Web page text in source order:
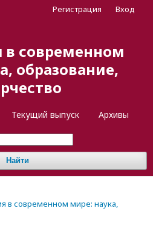
в современном
образование,
Текущий выпуск Архивы
Найти
Регистрация Вход
в современном мире: наука,